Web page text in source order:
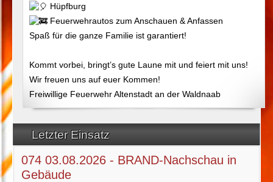
Letzter Einsatz
074 03.08.2026 - BRAND-Nachschau in
Gebäude
Hüpfburg
Feuerwehrautos zum Anschauen & Anfassen
Spaß für die ganze Familie ist garantiert!
Kommt vorbei, bringt’s gute Laune mit und feiert mit uns!
Wir freuen uns auf euer Kommen!
Freiwillige Feuerwehr Altenstadt an der Waldnaab